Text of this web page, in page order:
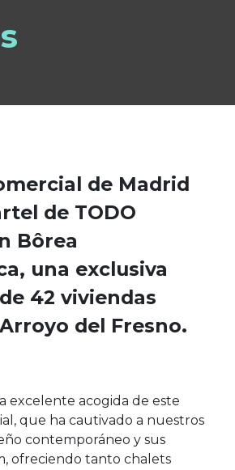
de Madrid
de TODO
Bôrea
una exclusiva
42 viviendas
del Fresno.
excelente acogida de este
que ha cautivado a nuestros
contemporáneo y sus
ofreciendo tanto chalets